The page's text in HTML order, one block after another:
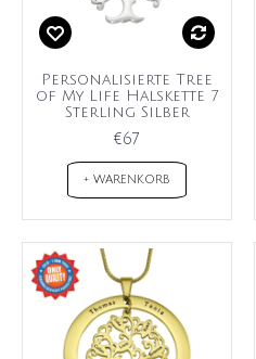
Personalisierte Tree
of My Life Halskette 7
Sterling Silber
€67
+ WARENKORB